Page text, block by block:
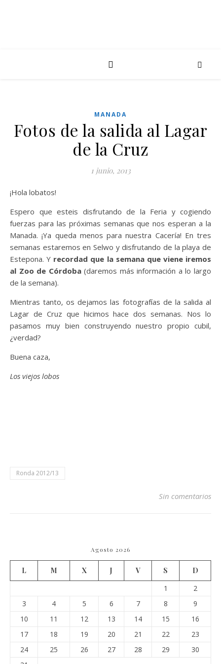
MANADA
Fotos de la salida al Lagar
de la Cruz
1 junio, 2013
¡Hola lobatos!
Espero que esteis disfrutando de la Feria y cogiendo
fuerzas para las próximas semanas que nos esperan a la
Manada. ¡Ya queda menos para nuestra Cacería! En tres
semanas estaremos en Selwo y disfrutando de la playa de
Estepona. Y recordad que la semana que viene iremos
al Zoo de Córdoba(daremos más información a lo largo
de la semana).
Mientras tanto, os dejamos las fotografías de la salida al
Lagar de Cruz que hicimos hace dos semanas. Nos lo
pasamos muy bien construyendo nuestro propio cubil,
¿verdad?
Buena caza,
Los viejos lobos
Ronda 2012/13
Sin comentarios
Agosto 2026
L M X J V S
D
1
2
3
4 5 6 7 8
9
10
11 12 13 14 15
16
17
18 19 20 21 22
23
24
25 26 27 28 29
30